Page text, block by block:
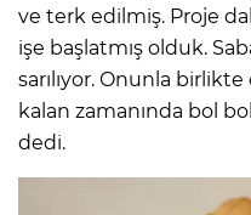
ve terk edilmiş. Proje
işe başlatmış olduk.
sarılıyor. Onunla
kalan zamanında bol
dedi.